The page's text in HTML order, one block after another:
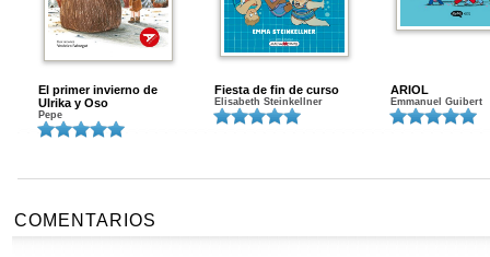
El primer invierno de
Ulrika y Oso
Pepe
Fiesta de fin de curso
Elisabeth Steinkellner
ARIOL
Emmanuel Guibert
COMENTARIOS